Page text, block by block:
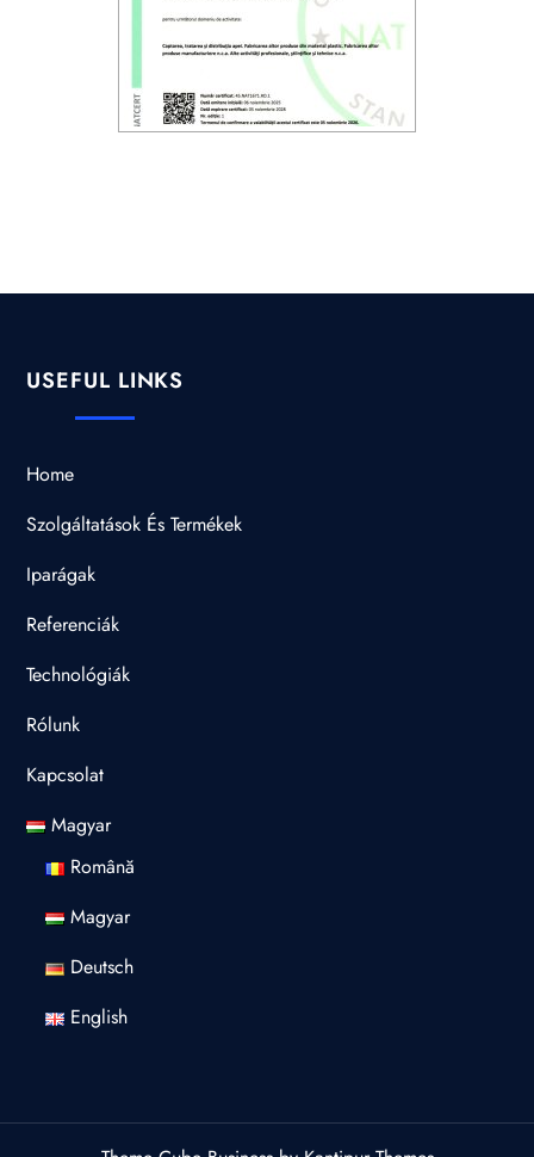
USEFUL LINKS
Home
Szolgáltatások És Termékek
Iparágak
Referenciák
Technológiák
Rólunk
Kapcsolat
Magyar
Română
Magyar
Deutsch
English